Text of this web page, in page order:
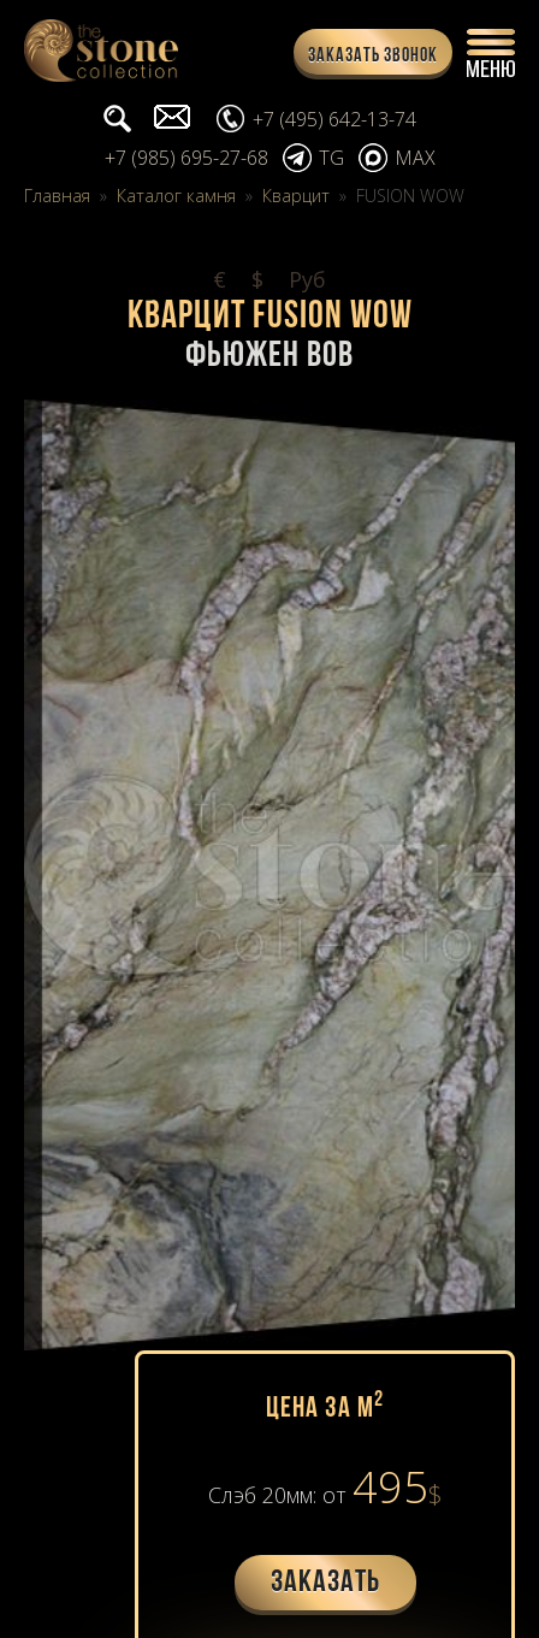
Заказать звонок
Поиск... info@stone-collection.ru
+7 (495) 642-13-74
+7 (985) 695-27-68
TG MAX
Главная » Каталог камня » Кварцит » FUSION WOW
€ $ Pуб
Кварцит FUSION WOW
фьюжен вов
Цена за м 2
Слэб 20мм: от 495$
Заказать